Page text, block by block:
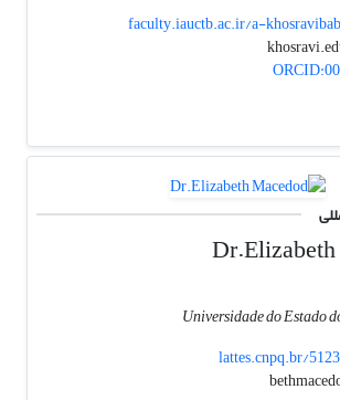
faculty.iauctb.ac.ir/a-
Universidade do Estado
lattes.cnpq.br/